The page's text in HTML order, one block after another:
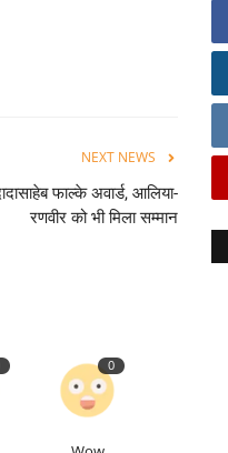
NEXT NEWS
फाल्के अवार्ड, आलिया-
रणवीर को भी मिला सम्मान
0